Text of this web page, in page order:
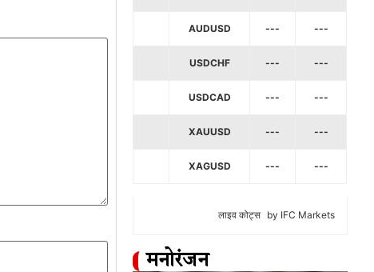
AUDUSD --- ---
USDCHF --- ---
USDCAD --- ---
XAUUSD --- ---
XAGUSD --- ---
लाइव कोट्स by IFC Markets
मनोरंजन